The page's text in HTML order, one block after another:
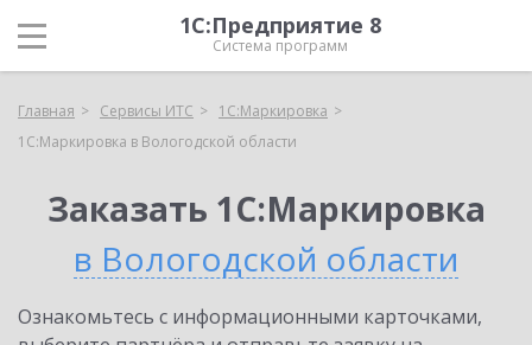
1С:Предприятие 8
Система программ
Главная Сервисы ИТС
1С:Маркировка
1С:Маркировка в Вологодской области
Заказать 1С:Маркировка
в Вологодской области
Ознакомьтесь с информационными карточками,